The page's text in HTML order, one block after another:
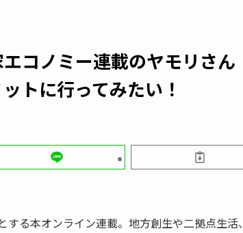
コノミー連載のヤモリさん
トに行ってみたい！
る本オンライン連載。地方創生や二拠点生活、